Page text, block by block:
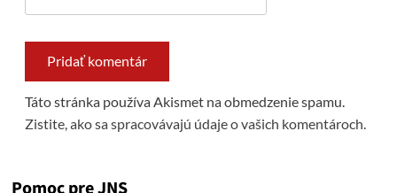
Táto stránka používa Akismet na obmedzenie spamu.
Zistite, ako sa spracovávajú údaje o vašich komentároch.